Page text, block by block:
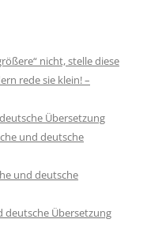
nicht, stelle diese
rede sie klein! –
Übersetzung
und deutsche
und deutsche
deutsche Übersetzung